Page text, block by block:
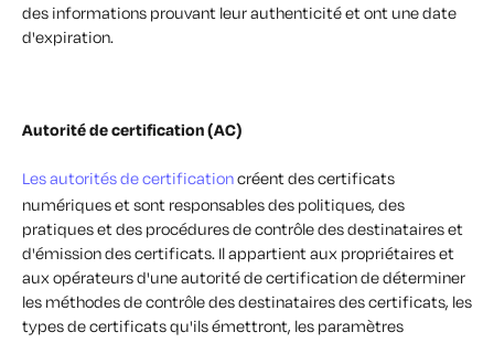
des informations prouvant leur authenticité et ont une date
d'expiration.
Autorité de certification (AC)
Les autorités de certificationcréent des certificats
numériques et sont responsables des politiques, des
pratiques et des procédures de contrôle des destinataires et
d'émission des certificats. Il appartient aux propriétaires et
aux opérateurs d'une autorité de certification de déterminer
les méthodes de contrôle des destinataires des certificats, les
types de certificats qu'ils émettront, les paramètres